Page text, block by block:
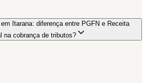
Itarana: diferença entre PGFN e Receita
na cobrança de tributos?